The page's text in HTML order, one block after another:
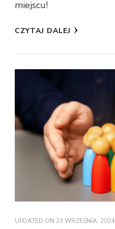
miejscu!
CZYTAJ DALEJ
UPDATED ON 23 WRZEŚNIA, 2024